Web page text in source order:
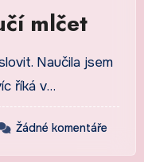
mlčet
Naučila jsem
říká v…
Žádné komentáře